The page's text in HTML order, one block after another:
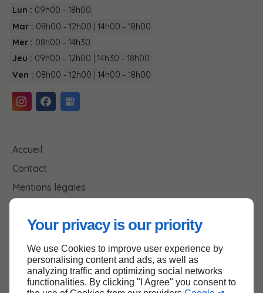
Your privacy is our priority
We use Cookies to improve user experience by
personalising content and ads, as well as
analyzing traffic and optimizing social networks
functionalities. By clicking "I Agree" you consent to
Lun : 09h00 - 18h00
Mar : 08h00 - 12h00 | 14h00 - 18h00
Mer : 08h00 - 14h30
Jeu : 09h00 - 12h00 | 14h30 - 18h00
Ven : 08h00 - 12h00 | 14h00 - 18h00
Accueil
Contact
Mentions légales
Haut de page